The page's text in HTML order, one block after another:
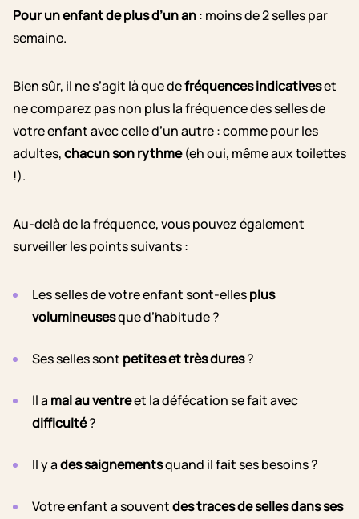
Pour un enfant de plus d’un an: moins de 2 selles par
semaine.
Bien sûr, il ne s’agit là que defréquences indicativeset
ne comparez pas non plus la fréquence des selles de
votre enfant avec celle d’un autre : comme pour les
adultes,chacun son rythme(eh oui, même aux toilettes
!).
Au-delà de la fréquence, vous pouvez également
surveiller les points suivants :
Les selles de votre enfant sont-ellesplus
volumineusesque d’habitude ?
Ses selles sont petites et très dures?
Il a mal au ventreet la défécation se fait avec
difficulté?
Il y ades saignementsquand il fait ses besoins ?
Votre enfant a souventdes traces de selles dans ses